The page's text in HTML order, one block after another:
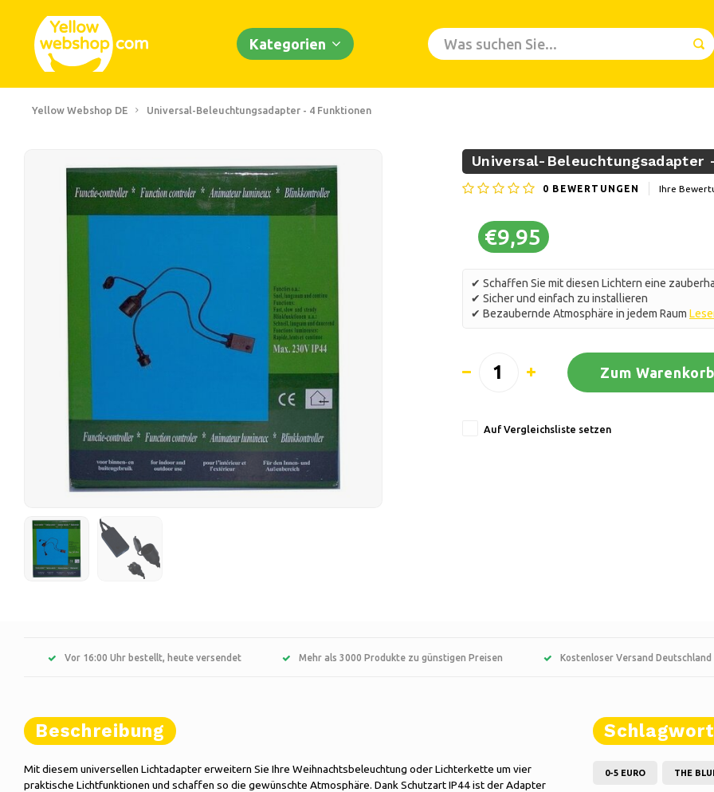
Kategorien
Yellow Webshop DE Universal-Beleuchtungsadapter - 4 Funktionen
Universal-Beleuchtungsadapter
0 BEWERTUNGEN Ihre
€9,95
✔ Schaffen Sie mit diesen Lichtern eine
✔ Sicher und einfach zu installieren
✔ Bezaubernde Atmosphäre in jedem Raum
Zum
Auf Vergleichsliste setzen
Vor 16:00 Uhr bestellt, heute versendet Mehr als 3000 Produkte zu günstigen Preisen Kostenloser Versand Deutschland
Beschreibung
Mit diesem universellen Lichtadapter erweitern Sie Ihre Weihnachtsbeleuchtung oder Lichterkette um vier
praktische Lichtfunktionen und schaffen so die gewünschte Atmosphäre. Dank Schutzart IP44 ist der Adapter
0-5 EURO THE